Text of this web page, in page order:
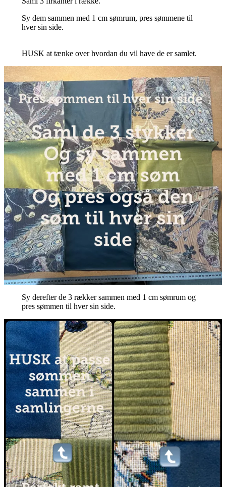
Sy dem sammen med 1 cm sømrum, pres sømmene til
hver sin side.
HUSK at tænke over hvordan du vil have de er samlet.
Sy derefter de 3 rækker sammen med 1 cm sømrum og
pres sømmen til hver sin side.